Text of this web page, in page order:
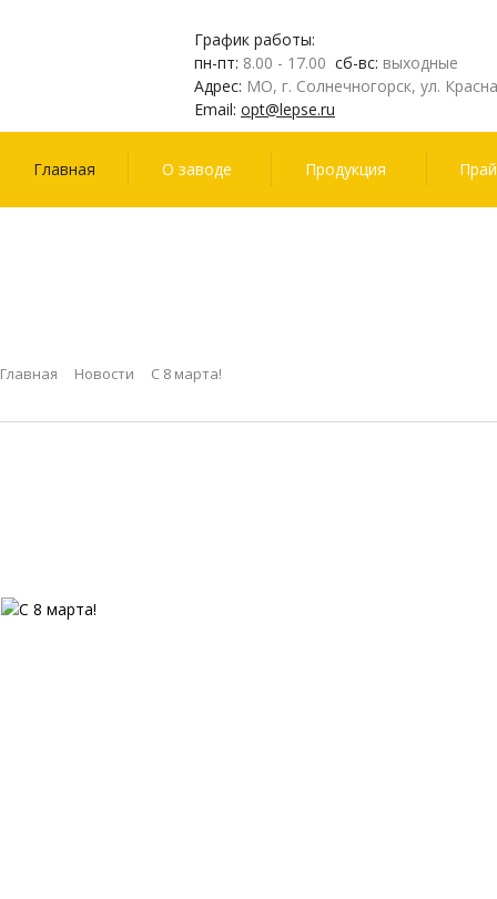
График работы:
пн-пт: 8.00 - 17.00 сб-вс: выходные
Адрес: МО, г. Солнечногорск, ул.
Email: opt@lepse.ru
Главная О заводе Продукция
Главная Новости С 8 марта!